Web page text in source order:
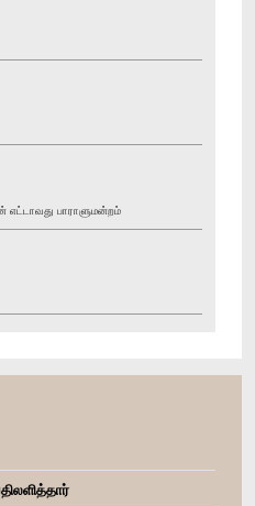
எட்டாவது பாராளுமன்றம்